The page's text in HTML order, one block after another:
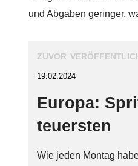
und Abgaben geringer,
zuvor
19.02.2024
Europa:
teuersten
Wie jeden Montag